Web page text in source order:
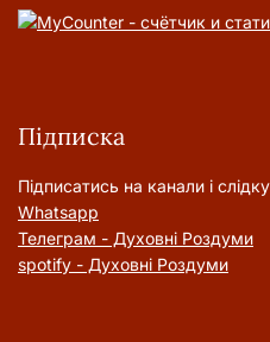
Підписка
Підписатись на канали і
Whatsapp
Телеграм - Духовні Роздуми
spotify - Духовні Роздуми